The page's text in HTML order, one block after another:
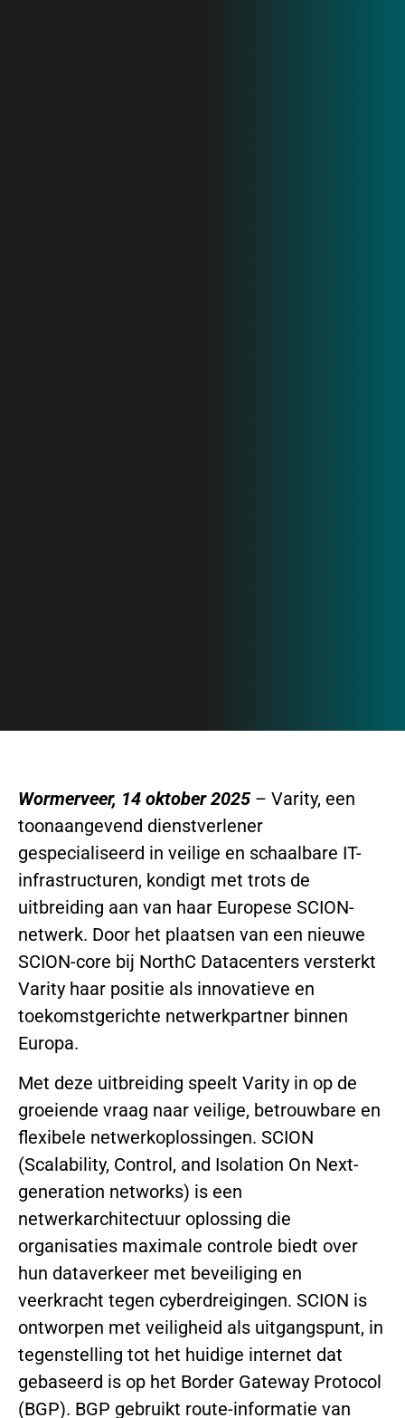
Wormerveer, 14 oktober 2025– Varity, een
toonaangevend dienstverlener
gespecialiseerd in veilige en schaalbare IT-
infrastructuren, kondigt met trots de
uitbreiding aan van haar Europese SCION-
netwerk. Door het plaatsen van een nieuwe
SCION-core bij NorthC Datacenters versterkt
Varity haar positie als innovatieve en
toekomstgerichte netwerkpartner binnen
Europa.
Met deze uitbreiding speelt Varity in op de
groeiende vraag naar veilige, betrouwbare en
flexibele netwerkoplossingen. SCION
(Scalability, Control, and Isolation On Next-
generation networks) is een
netwerkarchitectuur oplossing die
organisaties maximale controle biedt over
hun dataverkeer met beveiliging en
veerkracht tegen cyberdreigingen. SCION is
ontworpen met veiligheid als uitgangspunt, in
tegenstelling tot het huidige internet dat
gebaseerd is op het Border Gateway Protocol
(BGP). BGP gebruikt route-informatie van